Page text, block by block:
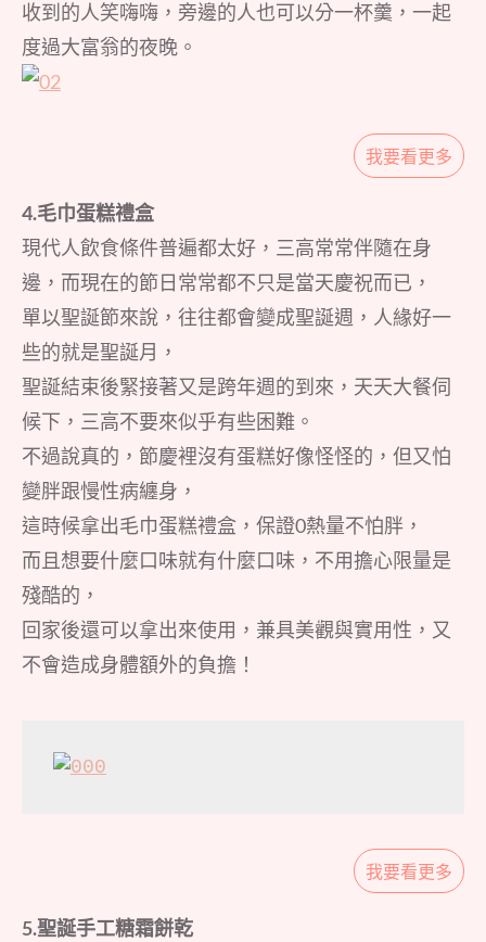
收到的人笑嗨嗨，旁邊的人也可以分一杯羹，一起
度過大富翁的夜晚。
我要看更多
4.毛巾蛋糕禮盒
現代人飲食條件普遍都太好，三高常常伴隨在身
邊，而現在的節日常常都不只是當天慶祝而已，
單以聖誕節來說，往往都會變成聖誕週，人緣好一
些的就是聖誕月，
聖誕結束後緊接著又是跨年週的到來，天天大餐伺
候下，三高不要來似乎有些困難。
不過說真的，節慶裡沒有蛋糕好像怪怪的，但又怕
變胖跟慢性病纏身，
這時候拿出毛巾蛋糕禮盒，保證0熱量不怕胖，
而且想要什麼口味就有什麼口味，不用擔心限量是
殘酷的，
回家後還可以拿出來使用，兼具美觀與實用性，又
不會造成身體額外的負擔！
我要看更多
5.聖誕手工糖霜餅乾